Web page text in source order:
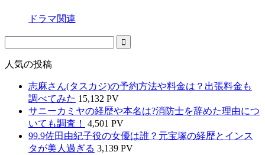
ドラマ関連
人気の投稿
志麻さん(タスカジ)の予約方法や料金は？出張料金も
調べてみた 15,132 PV
サニーカミヤの経歴や本名は?消防士を辞めた理由につ
いても調査！
4,501 PV
99.9佐田由紀子役の女優は誰？元宝塚の経歴とインス
タが美人過ぎる 3,139 PV